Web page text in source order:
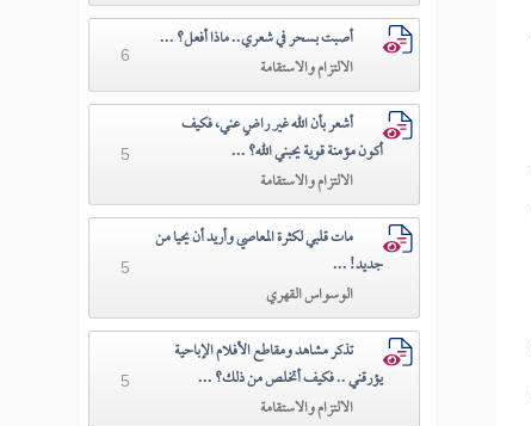
أصبت بسحر في شعري.. ماذا أفعل؟ ...
الالتزام والاستقامة
6
أشعر بأن الله غير راضٍ عني، فكيف
أكون مؤمنة قوية يحبني الله؟ ...
الالتزام والاستقامة
5
مات قلبي لكثرة المعاصي وأريد أن يحيا من
جديد! ...
الوسواس القهري
5
تذكر مشاهد ومقاطع الأفلام الإباحية
يؤرقني .. فكيف أتخلص من ذلك؟ ...
الالتزام والاستقامة
5